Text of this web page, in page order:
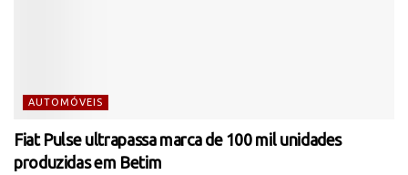
AUTOMÓVEIS
Fiat Pulse ultrapassa marca de 100 mil unidades
produzidas em Betim